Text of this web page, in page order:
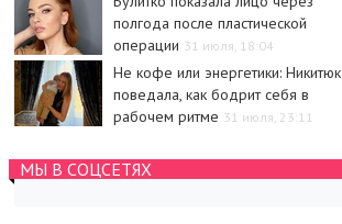
полгода после пластической
операции 31 июля, 18:04
Не кофе или энергетики: Никитюк
поведала, как бодрит себя в
рабочем ритме 31 июля, 23:11
МЫ В СОЦСЕТЯХ